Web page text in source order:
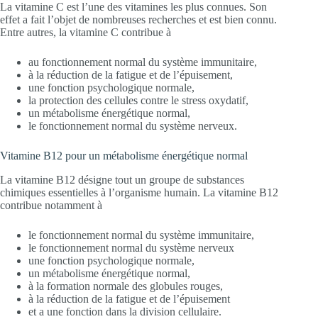
La vitamine C est l’une des vitamines les plus connues. Son
effet a fait l’objet de nombreuses recherches et est bien connu.
Entre autres, la vitamine C contribue à
au fonctionnement normal du système immunitaire,
à la réduction de la fatigue et de l’épuisement,
une fonction psychologique normale,
la protection des cellules contre le stress oxydatif,
un métabolisme énergétique normal,
le fonctionnement normal du système nerveux.
Vitamine B12 pour un métabolisme énergétique normal
La vitamine B12 désigne tout un groupe de substances
chimiques essentielles à l’organisme humain. La vitamine B12
contribue notamment à
le fonctionnement normal du système immunitaire,
le fonctionnement normal du système nerveux
une fonction psychologique normale,
un métabolisme énergétique normal,
à la formation normale des globules rouges,
à la réduction de la fatigue et de l’épuisement
et a une fonction dans la division cellulaire.